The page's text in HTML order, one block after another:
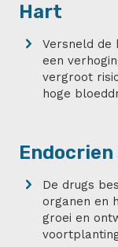
Hart
Versneld de
een
vergroot
hoge
De drugs
organen en
groei en